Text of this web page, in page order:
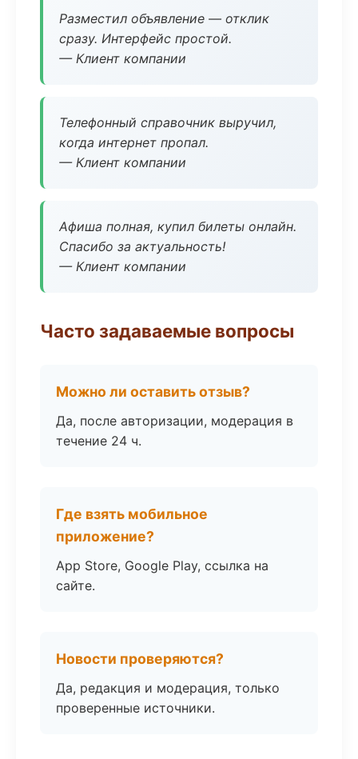
Разместил объявление — отклик
сразу. Интерфейс простой.
— Клиент компании
Телефонный справочник выручил,
когда интернет пропал.
— Клиент компании
Афиша полная, купил билеты онлайн.
Спасибо за актуальность!
— Клиент компании
Часто задаваемые вопросы
Можно ли оставить отзыв?
Да, после авторизации, модерация в
течение 24 ч.
Где взять мобильное
приложение?
App Store, Google Play, ссылка на
сайте.
Новости проверяются?
Да, редакция и модерация, только
проверенные источники.